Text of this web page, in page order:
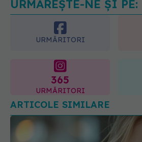
09.08.2026, 13:00
URMĂRITORI
URMĂRITORI
ARTICOLE SIMILARE